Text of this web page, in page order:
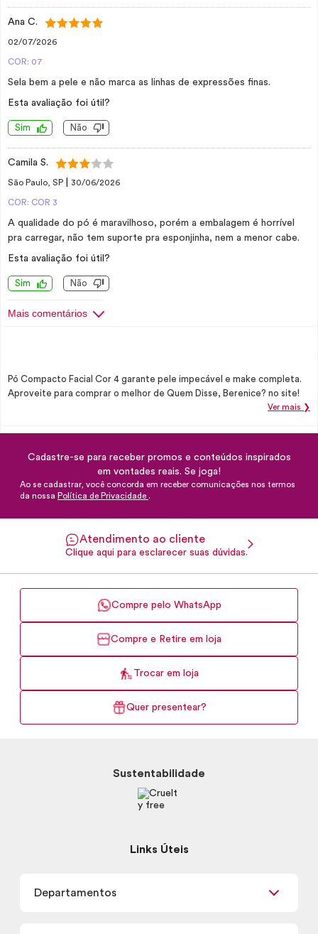
Ana C.
02/07/2026
COR: 07
Sela bem a pele e não marca as linhas de expressões finas.
Esta avaliação foi útil?
Sim Não
Camila S.
São Paulo, SP 30/06/2026
COR: COR 3
A qualidade do pó é maravilhoso, porém a embalagem é horrível
pra carregar, não tem suporte pra esponjinha, nem a menor cabe.
Esta avaliação foi útil?
Sim Não
Mais comentários
Pó Compacto Facial Cor 4 garante pele impecável e make completa.
Aproveite para comprar o melhor de Quem Disse, Berenice? no site!
Ver mais ❯
Cadastre-se para receber promos e conteúdos inspirados
em vontades reais. Se joga!
Ao se cadastrar, você concorda em receber comunicações nos termos
da nossa Política de Privacidade .
Atendimento ao cliente
Clique aqui para esclarecer suas dúvidas.
Compre pelo WhatsApp
Compre e Retire em loja
Trocar em loja
Quer presentear?
Sustentabilidade
Links Úteis
Departamentos